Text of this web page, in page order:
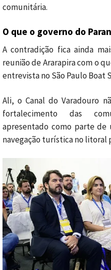
comunitária.
O que o governo do
A contradição fica ainda
reunião de Ararapira com o
entrevista no São Paulo Boat
Ali, o Canal do Varadouro
fortalecimento das
apresentado como parte de
navegação turística no litoral